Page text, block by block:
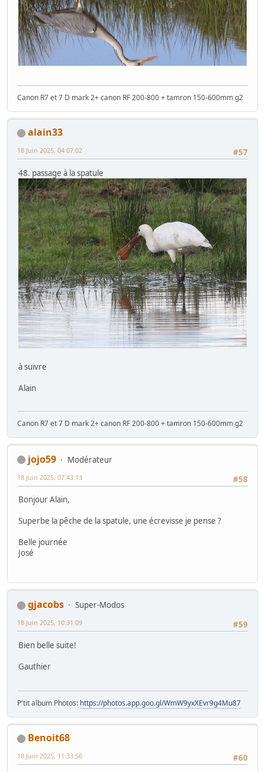
Canon R7 et 7 D mark 2+ canon RF 200-800 + tamron 150-600mm g2
alain33
#57
18 Juin 2025, 04:07:02
48. passage à la spatule
à suivre
Alain
Canon R7 et 7 D mark 2+ canon RF 200-800 + tamron 150-600mm g2
jojo59
Modérateur
#58
18 Juin 2025, 07:43:13
Bonjour Alain,
Superbe la pêche de la spatule, une écrevisse je pense ?
Belle journée
José
gjacobs
Super-Modos
#59
18 Juin 2025, 10:31:09
Bien belle suite!
Gauthier
P'tit album Photos: https://photos.app.goo.gl/WmW9yxXEvr9g4Mu87
Benoit68
#60
18 Juin 2025, 11:33:56